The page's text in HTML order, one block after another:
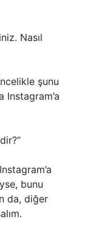
Nasıl
şunu
bunu
da, diğer